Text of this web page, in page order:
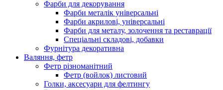
Фарби для декорування
Фарби металік універсальні
Фарби акрилові, універсальні
Фарби для металу, золочення та реставрації
Спеціальні складові, добавки
Фурнітура декоративна
Валяння, фетр
Фетр різноманітний
Фетр (войлок) листовий
Голки, аксесуари для фелтингу